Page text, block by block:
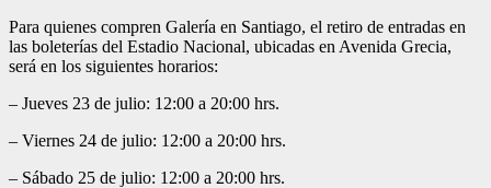
Para quienes compren Galería en Santiago, el retiro de entradas en
las boleterías del Estadio Nacional, ubicadas en Avenida Grecia,
será en los siguientes horarios:
– Jueves 23 de julio: 12:00 a 20:00 hrs.
– Viernes 24 de julio: 12:00 a 20:00 hrs.
– Sábado 25 de julio: 12:00 a 20:00 hrs.